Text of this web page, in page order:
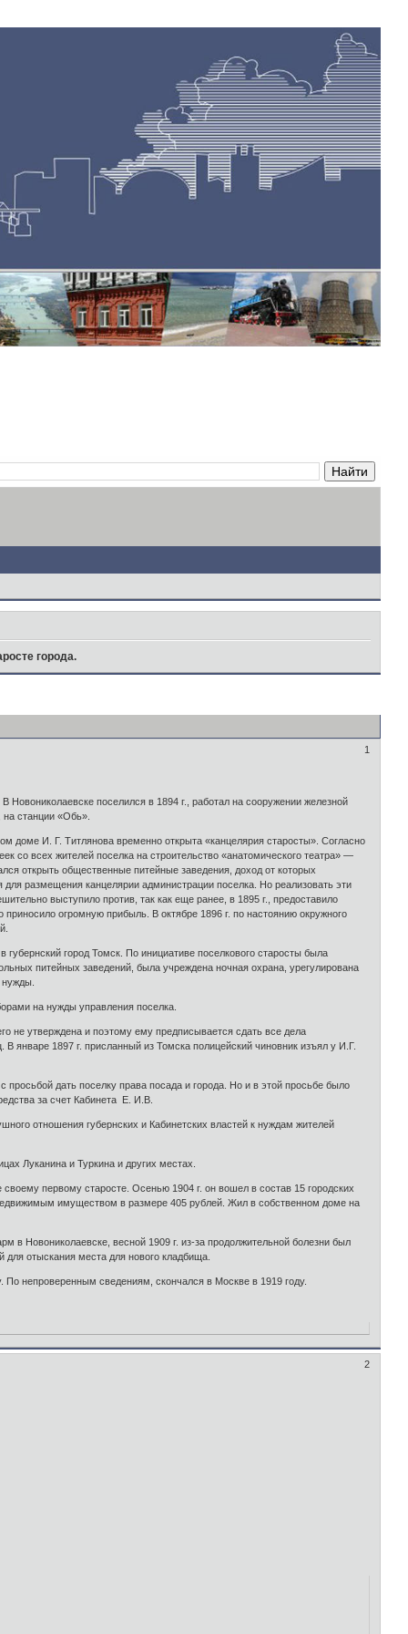
города.
1
Новониколаевске поселился в 1894 г., работал на сооружении железной
станции «Обь».
доме И. Г. Титлянова временно открыта «канцелярия старосты». Согласно
со всех жителей поселка на строительство «анатомического театра» —
открыть общественные питейные заведения, доход от которых
размещения канцелярии администрации поселка. Но реализовать эти
выступило против, так как еще ранее, в 1895 г., предоставило
огромную прибыль. В октябре 1896 г. по настоянию окружного
город Томск. По инициативе поселкового старосты была
питейных заведений, была учреждена ночная охрана, урегулирована
нужды.
на нужды управления поселка.
не утверждена и поэтому ему предписывается сдать все дела
январе 1897 г. присланный из Томска полицейский чиновник изъял у И.Г.
дать поселку права посада и города. Но и в этой просьбе было
за счет Кабинета Е. И.В.
отношения губернских и Кабинетских властей к нуждам жителей
Луканина и Туркина и других местах.
первому старосте. Осенью 1904 г. он вошел в состав 15 городских
имуществом в размере 405 рублей. Жил в собственном доме на
в Новониколаевске, весной 1909 г. из-за продолжительной болезни был
отыскания места для нового кладбища.
непроверенным сведениям, скончался в Москве в 1919 году.
2